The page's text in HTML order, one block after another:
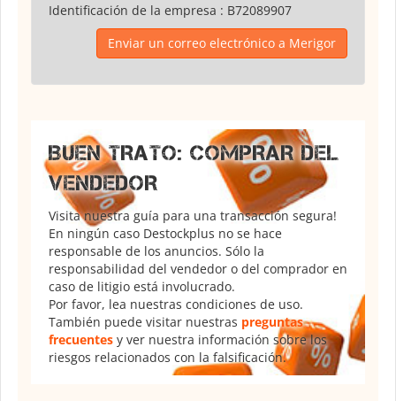
Identificación de la empresa : B72089907
Enviar un correo electrónico a Merigor
BUEN TRATO: COMPRAR DEL
VENDEDOR
Visita nuestra guía para una transacción segura!
En ningún caso Destockplus no se hace
responsable de los anuncios. Sólo la
responsabilidad del vendedor o del comprador en
caso de litigio está involucrado.
Por favor, lea nuestras condiciones de uso.
También puede visitar nuestras preguntas
frecuentes y ver nuestra información sobre los
riesgos relacionados con la falsificación.